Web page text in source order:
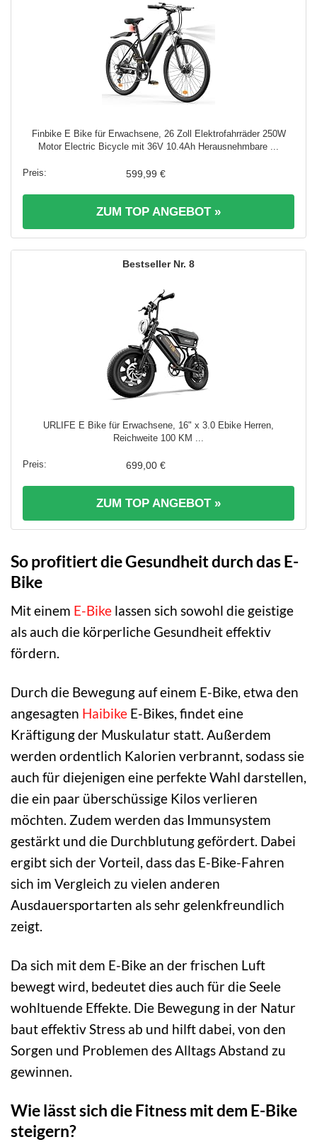
Finbike E Bike für Erwachsene, 26 Zoll Elektrofahrräder 250W
Motor Electric Bicycle mit 36V 10.4Ah Herausnehmbare ...
599,99 €
ZUM TOP ANGEBOT »
8
URLIFE E Bike für Erwachsene, 16" x 3.0 Ebike Herren,
Reichweite 100 KM ...
699,00 €
ZUM TOP ANGEBOT »
So profitiert die Gesundheit durch das E-
Bike
Mit einem E-Bike lassen sich sowohl die geistige
als auch die körperliche Gesundheit effektiv
fördern.
Durch die Bewegung auf einem E-Bike, etwa den
angesagten Haibike E-Bikes, findet eine
Kräftigung der Muskulatur statt. Außerdem
werden ordentlich Kalorien verbrannt, sodass sie
auch für diejenigen eine perfekte Wahl darstellen,
die ein paar überschüssige Kilos verlieren
möchten. Zudem werden das Immunsystem
gestärkt und die Durchblutung gefördert. Dabei
ergibt sich der Vorteil, dass das E-Bike-Fahren
sich im Vergleich zu vielen anderen
Ausdauersportarten als sehr gelenkfreundlich
zeigt.
Da sich mit dem E-Bike an der frischen Luft
bewegt wird, bedeutet dies auch für die Seele
wohltuende Effekte. Die Bewegung in der Natur
baut effektiv Stress ab und hilft dabei, von den
Sorgen und Problemen des Alltags Abstand zu
gewinnen.
Wie lässt sich die Fitness mit dem E-Bike
steigern?